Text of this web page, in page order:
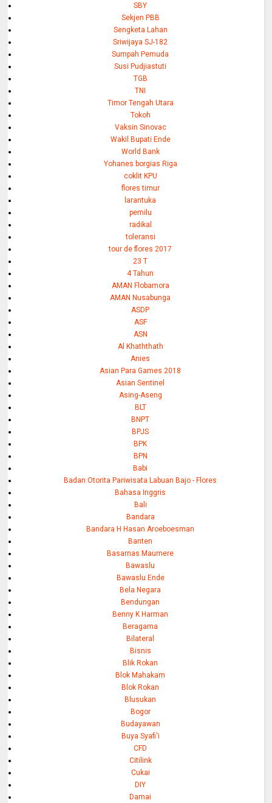
SBY
Sekjen PBB
Sengketa Lahan
Sriwijaya SJ-182
Sumpah Pemuda
Susi Pudjiastuti
TGB
TNI
Timor Tengah Utara
Tokoh
Vaksin Sinovac
Wakil Bupati Ende
World Bank
Yohanes borgias Riga
coklit KPU
flores timur
larantuka
pemilu
radikal
toleransi
tour de flores 2017
23 T
4 Tahun
AMAN Flobamora
AMAN Nusabunga
ASDP
ASF
ASN
Al Khaththath
Anies
Asian Para Games 2018
Asian Sentinel
Asing-Aseng
BLT
BNPT
BPJS
BPK
BPN
Babi
Badan Otorita Pariwisata Labuan Bajo - Flores
Bahasa Inggris
Bali
Bandara
Bandara H Hasan Aroeboesman
Banten
Basarnas Maumere
Bawaslu
Bawaslu Ende
Bela Negara
Bendungan
Benny K Harman
Beragama
Bilateral
Bisnis
Blik Rokan
Blok Mahakam
Blok Rokan
Blusukan
Bogor
Budayawan
Buya Syafi'i
CFD
Citilink
Cukai
DIY
Damai